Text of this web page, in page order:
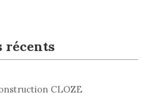
récents
CLOZE